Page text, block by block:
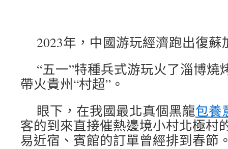
2023年，中國游玩經濟跑出復蘇
“五一”特種兵式游玩火了淄博燒
帶火貴州“村超”。
眼下，在我國最北真個黑龍包養
客的到來直接催熱邊境小村北極村
易近宿、賓館的訂單曾經排到春節